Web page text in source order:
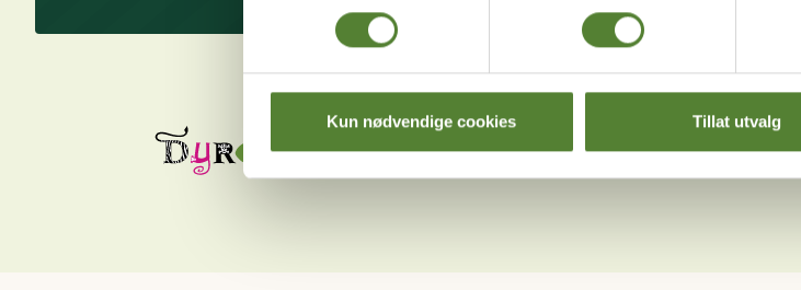
Kun nødvendige cookies Tillat utvalg
Last ned Dyreparkens App